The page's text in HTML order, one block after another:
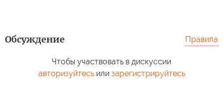
Обсуждение Правила
Чтобы участвовать в дискуссии
авторизуйтесьили зарегистрируйтесь